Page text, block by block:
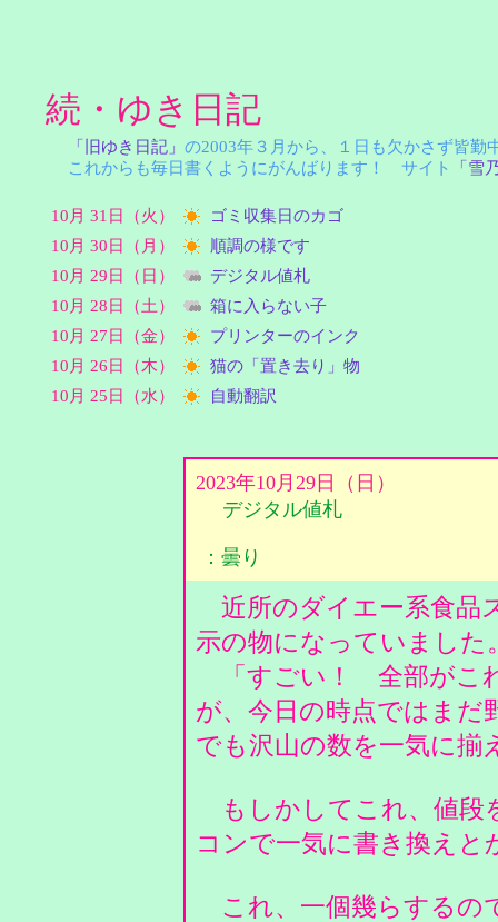
続・ゆき日記
「旧ゆき日記」 の2003年３月から、１日も欠かさず皆
これからも毎日書くようにがんばります！ サイト
「雪
10月 31日（火）
ゴミ収集日のカゴ
10月 30日（月）
順調の様です
10月 29日（日）
デジタル値札
10月 28日（土）
箱に入らない子
10月 27日（金）
プリンターのインク
10月 26日（木）
猫の「置き去り」物
10月 25日（水）
自動翻訳
2023年10月29日（日）
デジタル値札
：曇り
近所のダイエー系食品
示の物になっていました
「すごい！ 全部がこ
が、今日の時点ではまだ
でも沢山の数を一気に揃
もしかしてこれ、値段
コンで一気に書き換え
これ、一個幾らするの